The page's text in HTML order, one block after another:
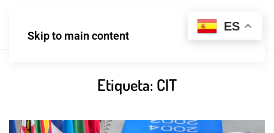
Skip to main content
Etiqueta: CIT
ES